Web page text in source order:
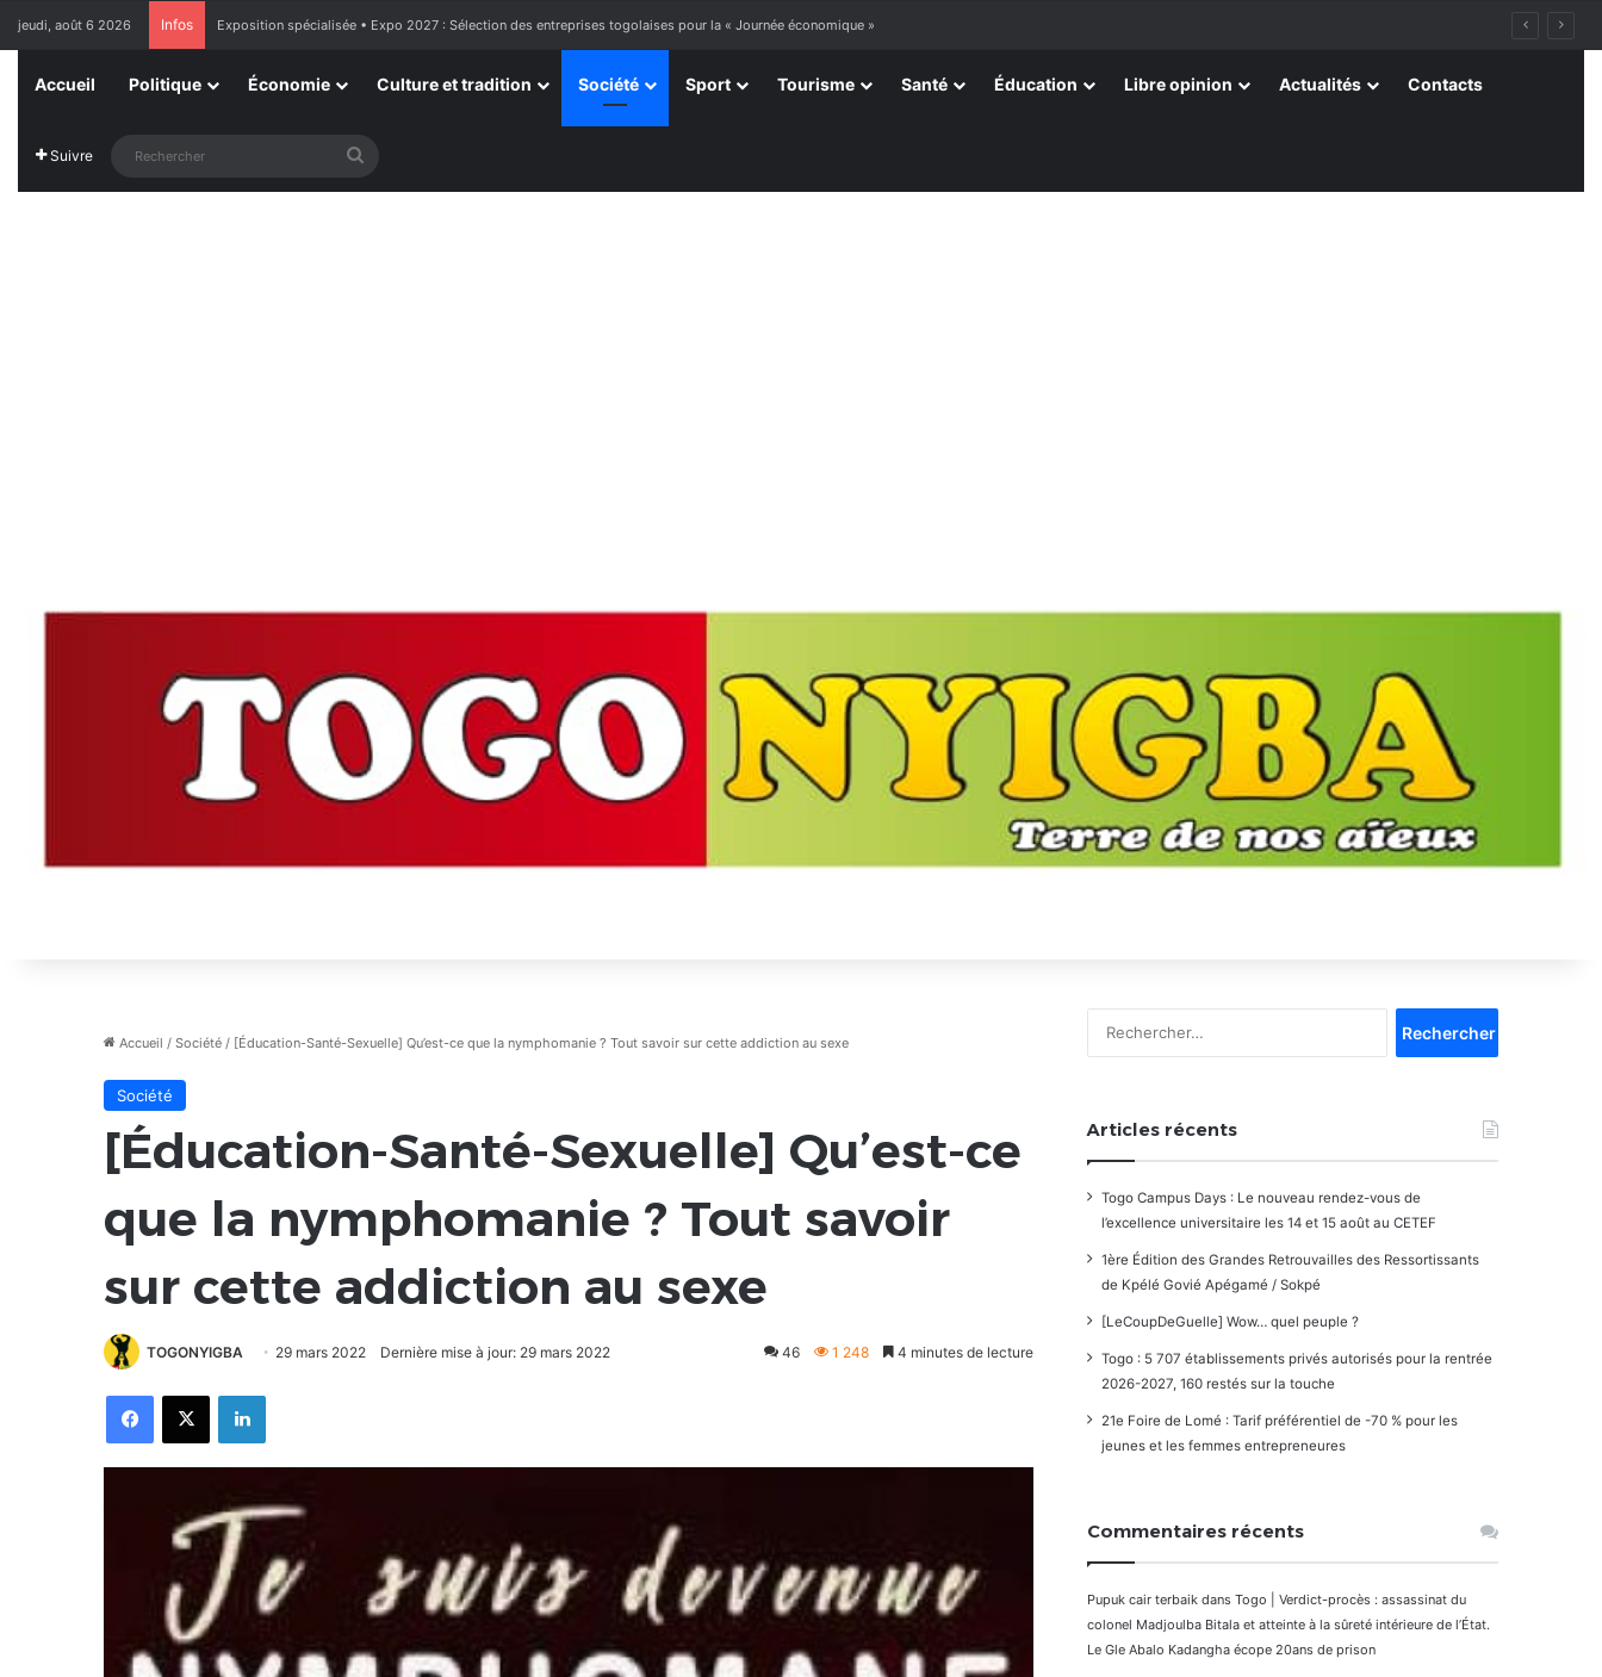
jeudi, août 6 2026 Infos Exposition spécialisée • Expo 2027 : Sélection des entreprises togolaises pour la « Journée économique »
Accueil Politique Économie Culture et tradition Société Sport Tourisme Santé Éducation Libre opinion Actualités Contacts
Suivre
Accueil / Société / [Éducation-Santé-Sexuelle] Qu’est-ce que la nymphomanie ? Tout savoir sur cette addiction au sexe
Société
[Éducation-Santé-Sexuelle] Qu’est-ce
que la nymphomanie ? Tout savoir
sur cette addiction au sexe
TOGONYIGBA 29 mars 2022 Dernière mise à jour: 29 mars 2022 46 1 248 4 minutes de lecture
FacebookX Linkedin
Articles récents
Togo Campus Days : Le nouveau rendez-vous de
l’excellence universitaire les 14 et 15 août au CETEF
1ère Édition des Grandes Retrouvailles des Ressortissants
de Kpélé Govié Apégamé / Sokpé
[LeCoupDeGuelle] Wow… quel peuple ?
Togo : 5 707 établissements privés autorisés pour la rentrée
2026-2027, 160 restés sur la touche
21e Foire de Lomé : Tarif préférentiel de -70 % pour les
jeunes et les femmes entrepreneures
Commentaires récents
Pupuk cair terbaik dans Togo | Verdict-procès : assassinat du
colonel Madjoulba Bitala et atteinte à la sûreté intérieure de l’État.
Le Gle Abalo Kadangha écope 20ans de prison